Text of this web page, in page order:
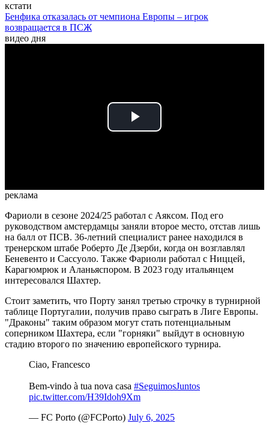
кстати
Бенфика отказалась от чемпиона Европы – игрок
возвращается в ПСЖ
видео дня
Play
реклама
Фариоли в сезоне 2024/25 работал с Аяксом. Под его
руководством амстердамцы заняли второе место, отстав лишь
на балл от ПСВ. 36-летний специалист ранее находился в
тренерском штабе Роберто Де Дзерби, когда он возглавлял
Беневенто и Сассуоло. Также Фариоли работал с Ниццей,
Карагюмрюк и Аланьяспором. В 2023 году итальянцем
интересовался Шахтер.
Стоит заметить, что Порту занял третью строчку в турнирной
таблице Португалии, получив право сыграть в Лиге Европы.
"Драконы" таким образом могут стать потенциальным
соперником Шахтера, если "горняки" выйдут в основную
стадию второго по значению европейского турнира.
Ciao, Francesco
Bem-vindo à tua nova casa #SeguimosJuntos
pic.twitter.com/H39Idoh9Xm
— FC Porto (@FCPorto) July 6, 2025